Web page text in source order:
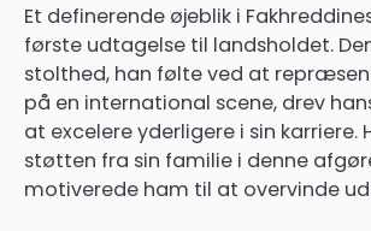
Et definerende øjeblik i
første udtagelse til landsholdet.
stolthed, han følte ved at
på en international scene, drev
at excelere yderligere i sin karriere.
støtten fra sin familie i denne
motiverede ham til at overvinde